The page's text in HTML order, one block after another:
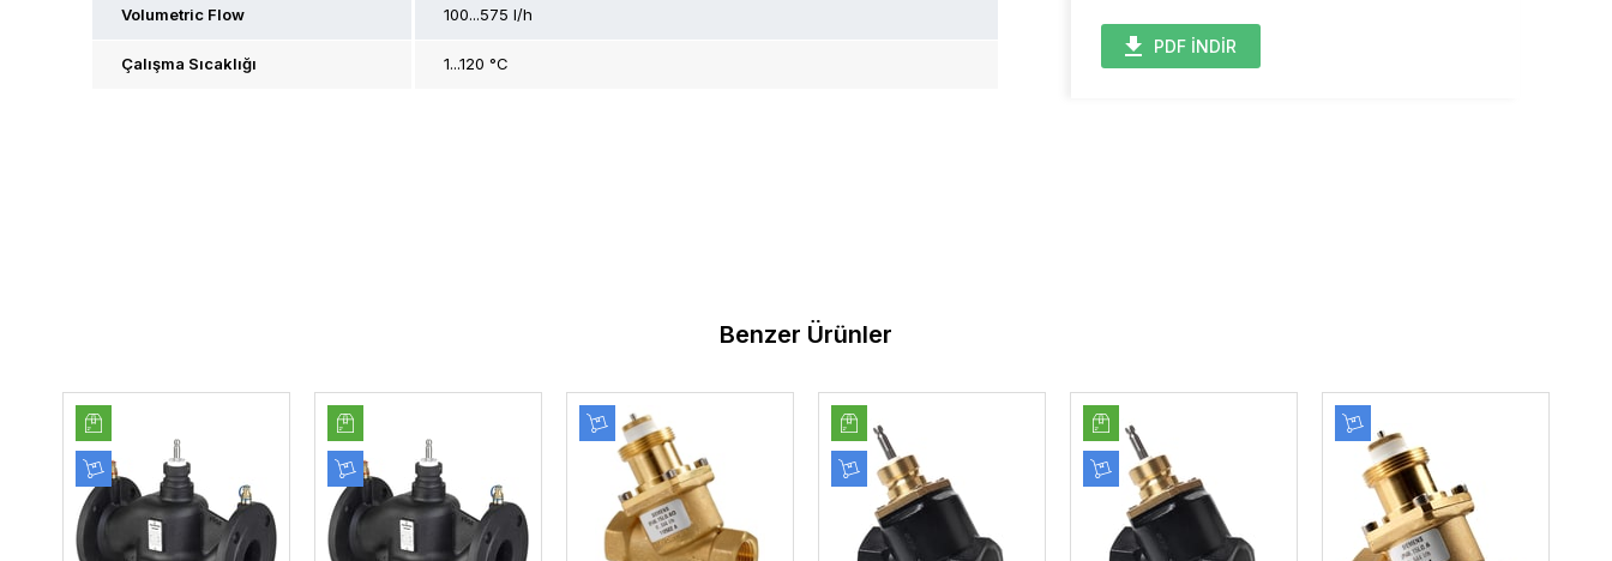
PDF İNDİR
Volumetric Flow 100...575 l/h
Çalışma Sıcaklığı 1...120 °C
Benzer Ürünler